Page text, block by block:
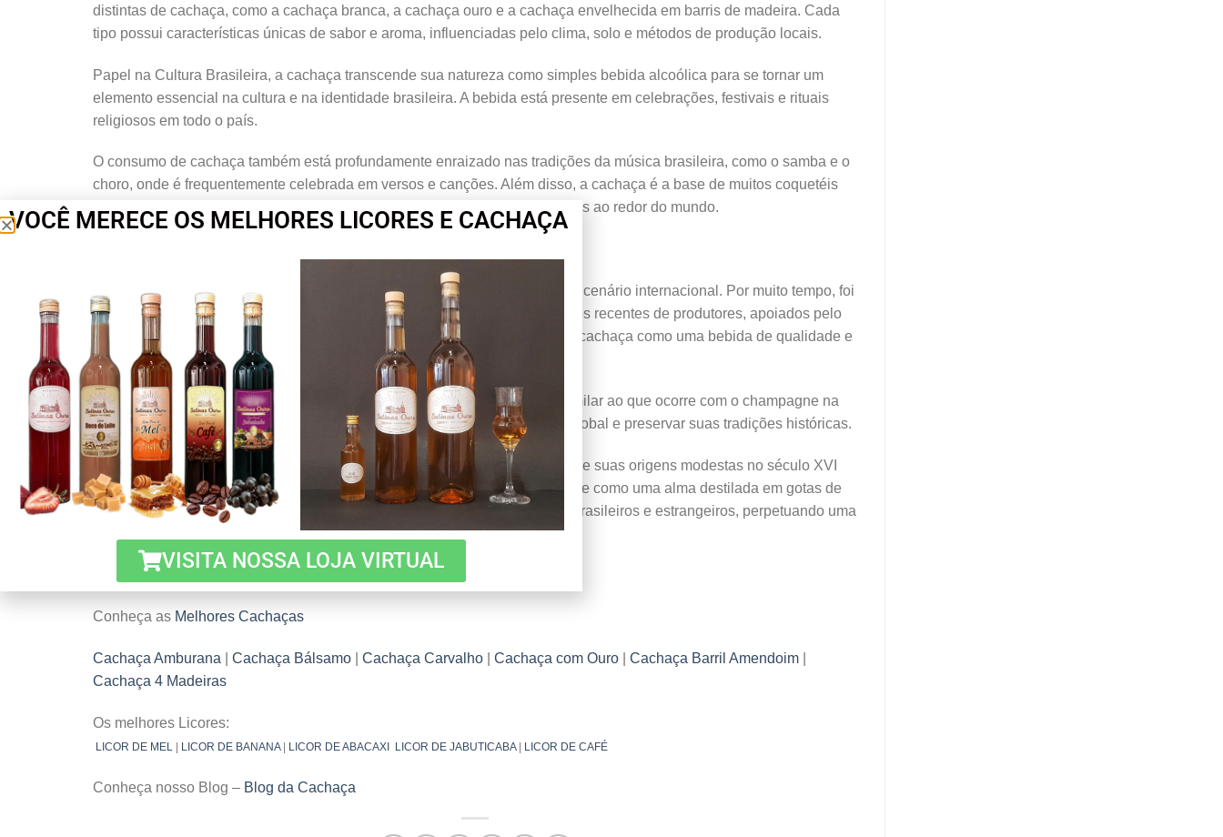
distintas de cachaça, como a cachaça branca, a cachaça ouro e a cachaça envelhecida em barris de madeira. Cada
tipo possui características únicas de sabor e aroma, influenciadas pelo clima, solo e métodos de produção locais.
Papel na Cultura Brasileira, a cachaça transcende sua natureza como simples bebida alcoólica para se tornar um
elemento essencial na cultura e na identidade brasileira. A bebida está presente em celebrações, festivais e rituais
religiosos em todo o país.
O consumo de cachaça também está profundamente enraizado nas tradições da música brasileira, como o samba e o
choro, onde é frequentemente celebrada em versos e canções. Além disso, a cachaça é a base de muitos coquetéis
brasileiros famosos, como a caipirinha, que conquistou o paladar de pessoas ao redor do mundo.
Apesar de sua rica história e valor cultural, a cachaça enfrentou desafios no cenário internacional. Por muito tempo, foi
vista apenas como uma bebida barata e pouco refinada. No entanto, esforços recentes de produtores, apoiados pelo
governo brasileiro, têm buscado obter reconhecimento internacional para a cachaça como uma bebida de qualidade e
autenticamente brasileira.
O reconhecimento da cachaça como denominação de origem protegida, similar ao que ocorre com o champagne na
França, foi um passo importante para consolidar sua posição no mercado global e preservar suas tradições históricas.
A história da cachaça é um testemunho vivo da rica herança do Brasil. Desde suas origens modestas no século XVI
até sua consolidação como ícone da cultura brasileira, a cachaça permanece como uma alma destilada em gotas de
tradição. Com seu sabor autêntico e diversificado, ela continua a encantar brasileiros e estrangeiros, perpetuando uma
história de sabor, cultura e identidade nacional.
Conheça as Melhores Cachaças
Cachaça Amburana Cachaça Bálsamo Cachaça Carvalho Cachaça com Ouro Cachaça Barril Amendoim
Cachaça 4 Madeiras
Os melhores Licores:
LICOR DE MEL | LICOR DE BANANA| LICOR DE ABACAXI LICOR DE JABUTICABA| LICOR DE CAFÉ
Conheça nosso Blog – Blog da Cachaça
VOCÊ MERECE OS MELHORES LICORES E CACHAÇA
VISITA NOSSA LOJA VIRTUAL